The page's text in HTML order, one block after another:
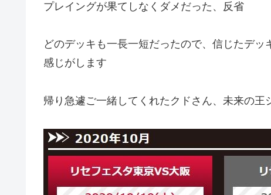
プレイングが果てしなくダメだった、反省
どのデッキも一長一短だったので、信じたデ
感じがします
帰り急遽ご一緒してくれたクドさん、未来の